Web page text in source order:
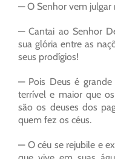
— O Senhor vem julgar
— Cantai ao Senhor
sua glória entre as
seus prodígios!
— Pois Deus é
terrível e maior que
são os deuses dos
quem fez os céus.
— O céu se rejubile e